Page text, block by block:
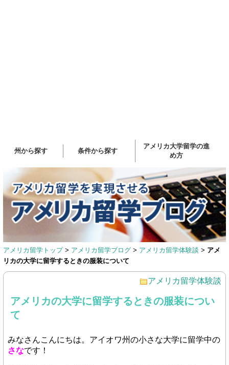
州から探す 条件から探す
アメリカ大学留学の進
め方
アメリカ留学トップ > アメリカ留学ブログ > アメリカ留学体験談 > アメ
リカの大学に留学するときの服装について
アメリカ留学体験談
アメリカの大学に留学するときの服装につい
て
みなさんこんにちは。アイオワ州の小さな大学に留学中の
さなです！